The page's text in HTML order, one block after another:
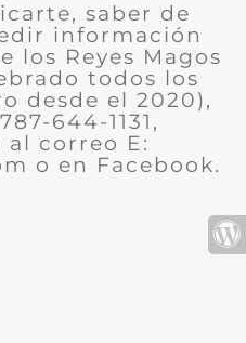
saber de
información
los Reyes Magos
todos los
desde el 2020),
644-1131,
correo E:
o en Facebook.